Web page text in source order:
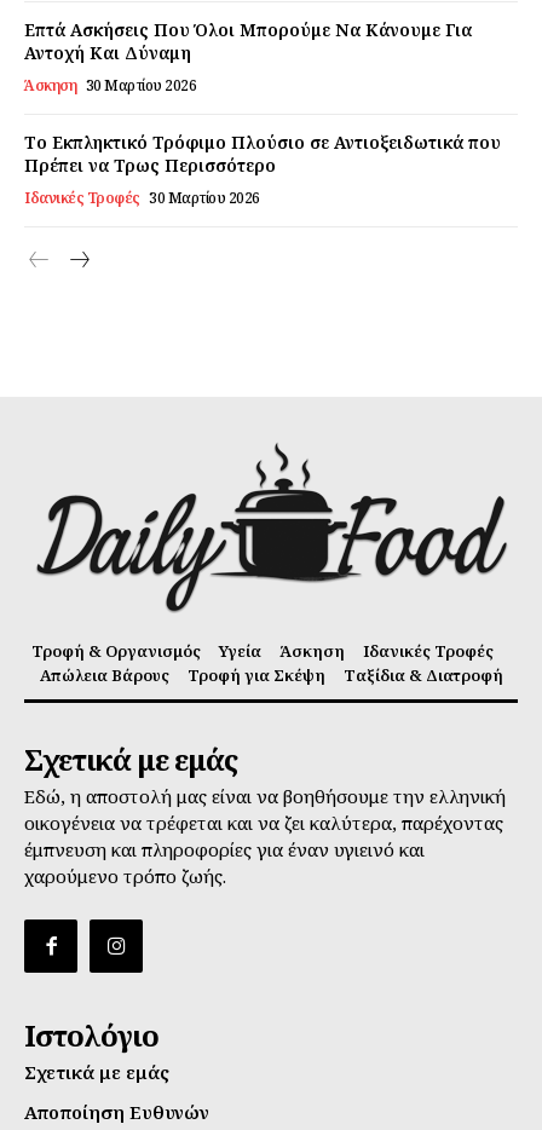
Ο λογαριασμός μου
Επικοινωνία
Επτά Ασκήσεις Που Όλοι Μπορούμε Να Κάνουμε Για
Αντοχή Και Δύναμη
Άσκηση 30 Μαρτίου 2026
Το Εκπληκτικό Τρόφιμο Πλούσιο σε Αντιοξειδωτικά που
Πρέπει να Τρως Περισσότερο
Ιδανικές Τροφές 30 Μαρτίου 2026
Τροφή & Οργανισμός Υγεία Άσκηση
Ιδανικές Τροφές
Απώλεια Βάρους
Τροφή για Σκέψη Ταξίδια & Διατροφή
Σχετικά με εμάς
Εδώ, η αποστολή μας είναι να βοηθήσουμε την ελληνική
οικογένεια να τρέφεται και να ζει καλύτερα, παρέχοντας
έμπνευση και πληροφορίες για έναν υγιεινό και
χαρούμενο τρόπο ζωής.
Ιστολόγιο
Σχετικά με εμάς
Αποποίηση Ευθυνών